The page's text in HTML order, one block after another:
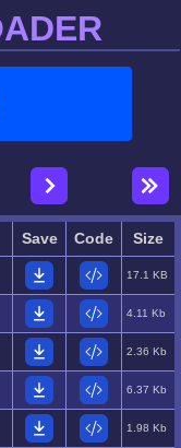
Save Code Size
17.1 KB
4.11 Kb
2.36 Kb
6.37 Kb
1.98 Kb